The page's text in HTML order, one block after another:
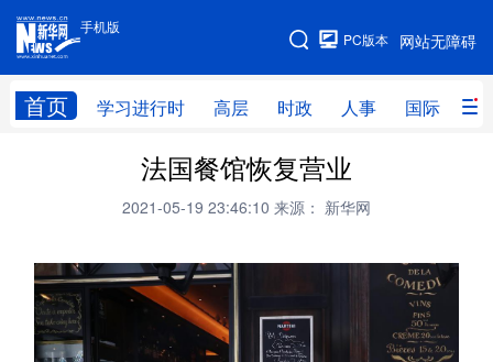
手机版
网站无障碍
PC版本
首页 学习进行时 高层 时政 人事 国际 财
手机版
网站地图
高层 时政
财经 网评
台湾 思客智库 全球连线 教育
科技 科创 体育
文化 书画 健康 军事
法国餐馆恢复营业
2021-05-19 23:46:10 来源： 新华网